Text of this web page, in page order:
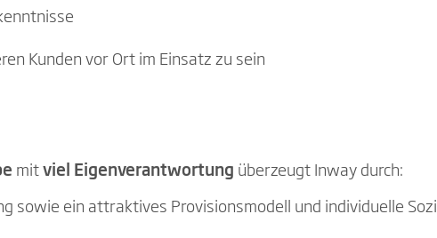
Kunden vor Ort im Einsatz zu sein
mit viel Eigenverantwortung überzeugt Inway durch:
sowie ein attraktives Provisionsmodell und individuelle